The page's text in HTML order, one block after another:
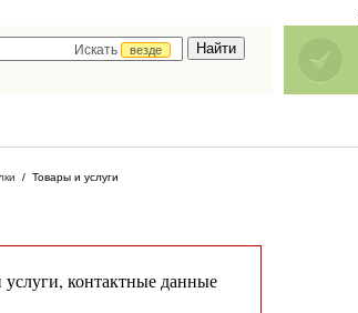
Искать
везде
/ Товары и услуги
контактные данные